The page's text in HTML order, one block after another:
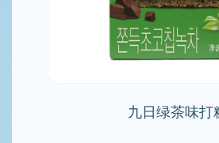
九日绿茶味打